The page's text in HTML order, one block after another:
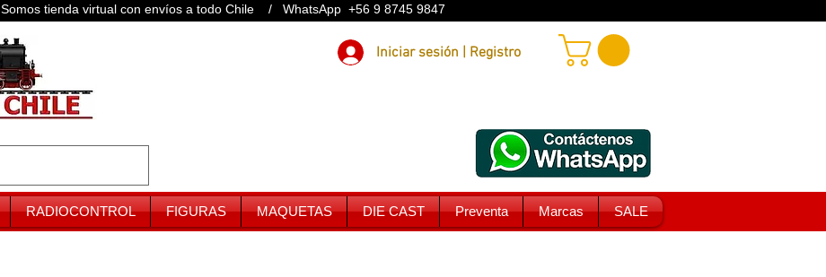
Somos tienda virtual con envíos a todo Chile / WhatsApp +56 9 8745 9847
Iniciar sesión | Registro
RADIOCONTROL FIGURAS MAQUETAS DIE CAST Preventa Marcas SALE